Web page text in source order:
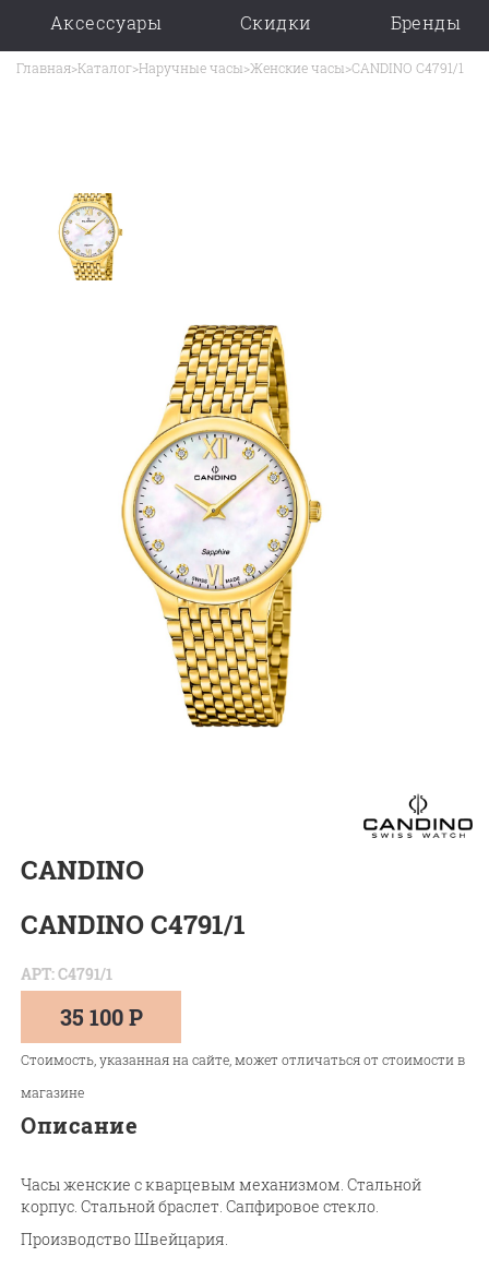
Аксессуары
Скидки Бренды
Главная>Каталог>Наручные часы>Женские часы>CANDINO C4791/1
CANDINO
CANDINO C4791/1
АРТ: C4791/1
35 100 Р
Стоимость, указанная на сайте, может отличаться от стоимости в
магазине
Описание
Часы женские с кварцевым механизмом. Стальной
корпус. Стальной браслет. Сапфировое стекло.
Производство Швейцария.